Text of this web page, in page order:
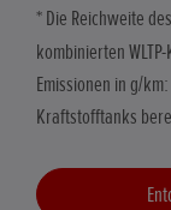
* Die Reichweite
kombinierten
Emissionen in g/
Kraftstofftanks